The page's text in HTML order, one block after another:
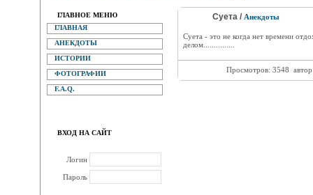
ГЛАВНОЕ МЕНЮ
ГЛАВНАЯ
АНЕКДОТЫ
ИСТОРИИ
ФОТОГРАФИИ
F.A.Q.
ВХОД НА САЙТ
Логин
Пароль
Суета / Анекдоты
Суета - это не когда нет времени
делом...............
Просмотров: 3548